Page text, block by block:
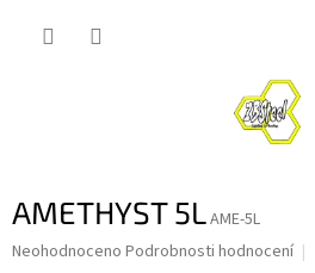
AMETHYST 5LAME-5L
Průměrné
Neohodnoceno Podrobnosti hodnocení